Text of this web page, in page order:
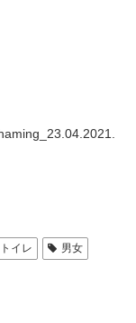
トイレ
男女